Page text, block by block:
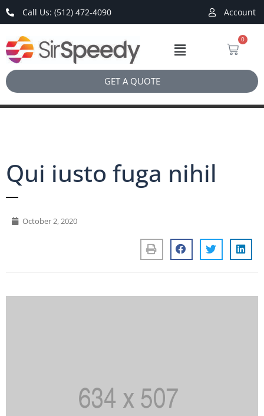
Call Us: (512) 472-4090 Account
0
GET A QUOTE
Qui iusto fuga nihil
October 2, 2020